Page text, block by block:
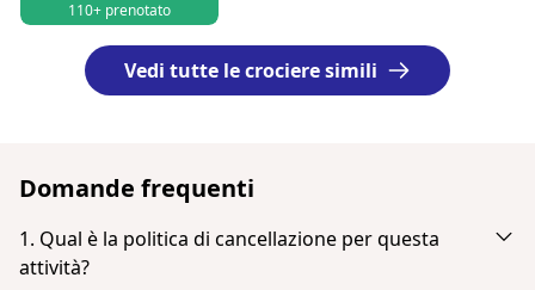
110+ prenotato
Vedi tutte le crociere simili
Domande frequenti
1. Qual è la politica di cancellazione per questa
attività?